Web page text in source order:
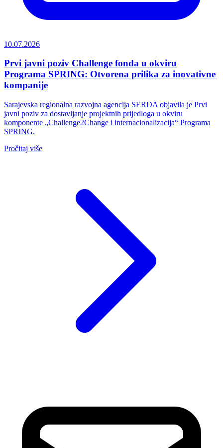
10.07.2026
Prvi javni poziv Challenge fonda u okviru
Programa SPRING: Otvorena prilika za inovativne
kompanije
Sarajevska regionalna razvojna agencija SERDA objavila je Prvi
javni poziv za dostavljanje projektnih prijedloga u okviru
komponente „Challenge2Change i internacionalizacija“ Programa
SPRING.
Pročitaj više